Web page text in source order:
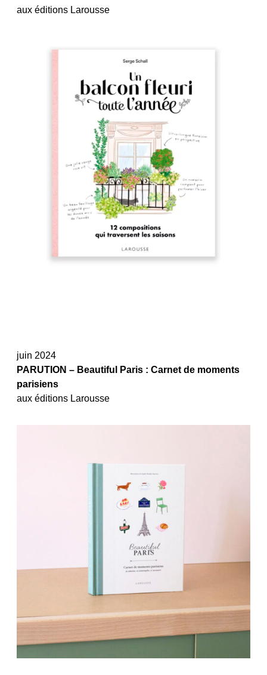
aux éditions Larousse
juin 2024
PARUTION – Beautiful Paris : Carnet de moments
parisiens
aux éditions Larousse